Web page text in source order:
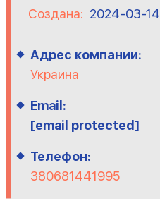
Создана: 2024-03-14
Адрес компании:
Украина
Email:
[email protected]
Телефон:
380681441995